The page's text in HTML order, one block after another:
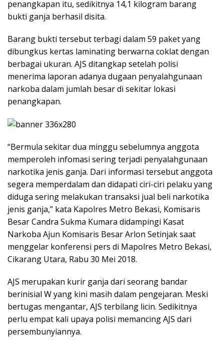
penangkapan itu, sedikitnya 14,1 kilogram barang
bukti ganja berhasil disita.
Barang bukti tersebut terbagi dalam 59 paket yang
dibungkus kertas laminating berwarna coklat dengan
berbagai ukuran. AJS ditangkap setelah polisi
menerima laporan adanya dugaan penyalahgunaan
narkoba dalam jumlah besar di sekitar lokasi
penangkapan.
“Bermula sekitar dua minggu sebelumnya anggota
memperoleh infomasi sering terjadi penyalahgunaan
narkotika jenis ganja. Dari informasi tersebut anggota
segera memperdalam dan didapati ciri-ciri pelaku yang
diduga sering melakukan transaksi jual beli narkotika
jenis ganja,” kata Kapolres Metro Bekasi, Komisaris
Besar Candra Sukma Kumara didampingi Kasat
Narkoba Ajun Komisaris Besar Arlon Setinjak saat
menggelar konferensi pers di Mapolres Metro Bekasi,
Cikarang Utara, Rabu 30 Mei 2018.
AJS merupakan kurir ganja dari seorang bandar
berinisial W yang kini masih dalam pengejaran. Meski
bertugas mengantar, AJS terbilang licin. Sedikitnya
perlu empat kali upaya polisi memancing AJS dari
persembunyiannya.